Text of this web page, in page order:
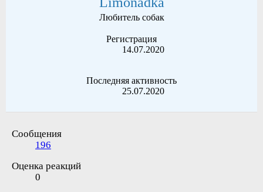
Любитель собак
Регистрация
14.07.2020
Последняя активность
25.07.2020
Сообщения
196
Оценка реакций
0